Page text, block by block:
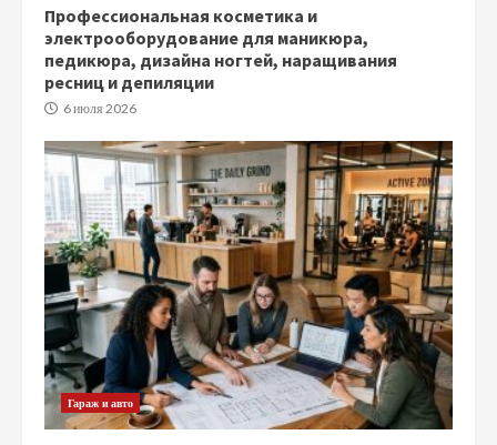
Профессиональная косметика и
электрооборудование для маникюра,
педикюра, дизайна ногтей, наращивания
ресниц и депиляции
6 июля 2026
Гараж и авто